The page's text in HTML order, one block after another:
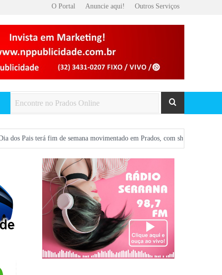
O Portal Anuncie aqui! Outros Serviços
fim de semana movimentado em Prados, com show gratuito na Praça